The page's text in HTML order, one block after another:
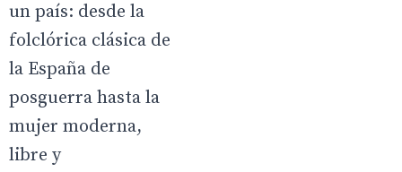
un país: desde la
folclórica clásica de
la España de
posguerra hasta la
mujer moderna,
libre y